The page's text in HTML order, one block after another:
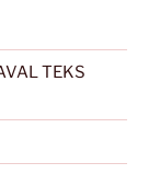
TEKS